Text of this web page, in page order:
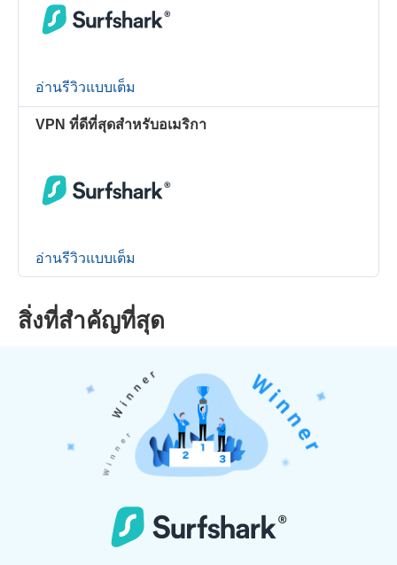
อ่านรีวิวแบบเต็ม
VPN ที่ดีที่สุดสำหรับอเมริกา
อ่านรีวิวแบบเต็ม
สิ่งที่สำคัญที่สุด